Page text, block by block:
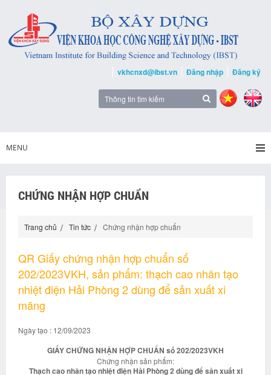
vkhcnxd@ibst.vn Đăng nhập Đăng ký
MENU
CHỨNG NHẬN HỢP CHUẨN
Trang chủ Tin tức Chứng nhận hợp chuẩn
QR Giấy chứng nhận hợp chuẩn số
202/2023VKH, sản phẩm: thạch cao nhân tạo
nhiệt điện Hải Phòng 2 dùng để sản xuất xi
măng
Ngày tạo : 12/09/2023
GIẤY CHỨNG NHẬN HỢP CHUẨN số 202/2023VKH
Chứng nhận sản phẩm:
Thạch cao nhân tạo nhiệt điện Hải Phòng 2 dùng để sản xuất xi